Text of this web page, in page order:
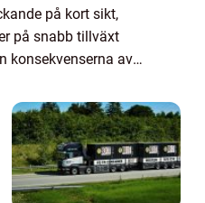
på kort sikt,
på snabb tillväxt
konsekvenserna av